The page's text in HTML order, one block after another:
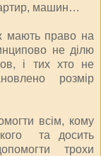
машин…
мають право на
не ділю
і тих хто не
розмір
всім, кому
та досить
трохи